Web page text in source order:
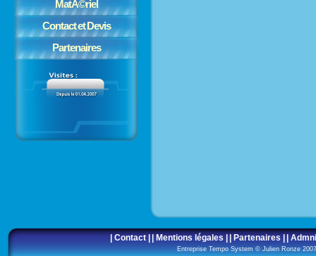
MatÃ©riel
Contact et Devis
Partenaires
| Contact | | Mentions légales | | Partenaires | |
Entreprise Tempo System © Julien Ronze